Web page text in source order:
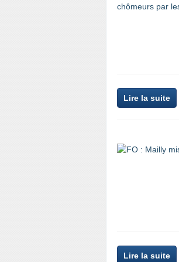
Lire la suite
Lire la suite